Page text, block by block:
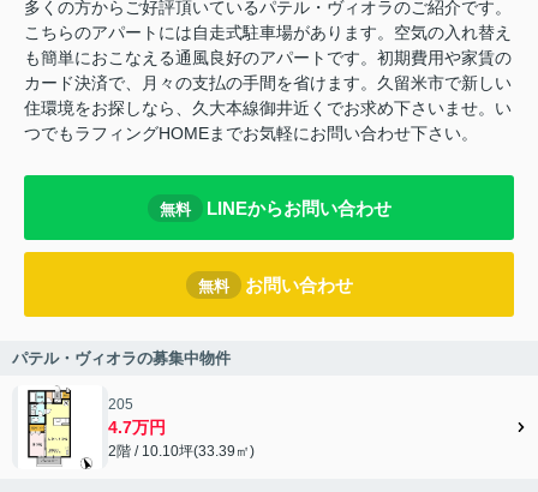
多くの方からご好評頂いているパテル・ヴィオラのご紹介です。
こちらのアパートには自走式駐車場があります。空気の入れ替え
も簡単におこなえる通風良好のアパートです。初期費用や家賃の
カード決済で、月々の支払の手間を省けます。久留米市で新しい
住環境をお探しなら、久大本線御井近くでお求め下さいませ。い
つでもラフィングHOMEまでお気軽にお問い合わせ下さい。
無料 LINEからお問い合わせ
無料 お問い合わせ
パテル・ヴィオラの募集中物件
205
4.7万円
2階 / 10.10坪(33.39㎡)